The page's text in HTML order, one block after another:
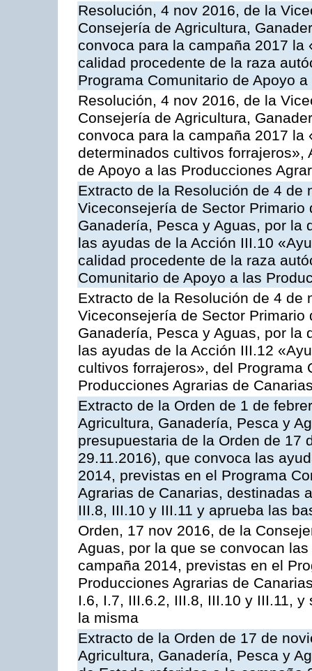
Resolución, 4 nov 2016, de la
Consejería de Agricultura,
convoca para la campaña 2017
calidad procedente de la raza
Programa Comunitario de Apoyo
Resolución, 4 nov 2016, de la
Consejería de Agricultura,
convoca para la campaña 2017 la
determinados cultivos forrajeros»,
de Apoyo a las Producciones
Extracto de la Resolución de 4 de
Viceconsejería de Sector
Ganadería, Pesca y Aguas, por la
las ayudas de la Acción III.10
calidad procedente de la raza
Comunitario de Apoyo a las
Extracto de la Resolución de 4 de
Viceconsejería de Sector
Ganadería, Pesca y Aguas, por la
las ayudas de la Acción III.12
cultivos forrajeros», del Programa
Producciones Agrarias de
Extracto de la Orden de 1 de
Agricultura, Ganadería, Pesca y
presupuestaria de la Orden de 17
29.11.2016), que convoca las
2014, previstas en el Programa
Agrarias de Canarias, destinadas
III.8, III.10 y III.11 y aprueba las
Orden, 17 nov 2016, de la
Aguas, por la que se convocan
campaña 2014, previstas en el
Producciones Agrarias de
I.6, I.7, III.6.2, III.8, III.10 y III.11,
la misma
Extracto de la Orden de 17 de
Agricultura, Ganadería, Pesca y